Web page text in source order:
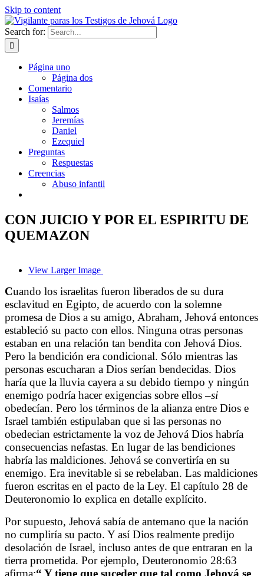
Skip to content
Search for:
Página uno
Página dos
Comentario
Isaías
Salmos
Jeremías
Daniel
Ezequiel
Preguntas
Respuestas
Creencias
Abuso infantil
CON JUICIO Y POR EL ESPIRITU DE
QUEMAZON
View Larger Image
Cuando los israelitas fueron liberados de su dura
esclavitud en Egipto, de acuerdo con la solemne
promesa de Dios a su amigo, Abraham, Jehová entonces
estableció su pacto con ellos. Ninguna otras personas
estaban en una relación tan bendita con Jehová Dios.
Pero la bendición era condicional. Sólo mientras las
personas escucharan a Dios serían bendecidas. Dios
haría que la lluvia cayera a su debido tiempo y ningún
enemigo podría hacer exigencias sobre ellos –si
obedecían. Pero los términos de la alianza entre Dios e
Israel también estipulaban que si las personas no
obedecian estrictamente la voz de Jehová Dios habría
consecuencias nefastas. En lugar de las bendiciones
habría las maldiciones. Jehová se convertiría en su
enemigo. Era inevitable si se rebelaban. Las maldiciones
fueron escritas en el pacto de la Ley. El capítulo 28 de
Deuteronomio lo explica en detalle explícito.
Por supuesto, Jehová sabía de antemano que la nación
no cumpliría su pacto. Y así Dios realmente predijo
desolación de Israel, incluso antes de que entraran en la
tierra prometida. Por ejemplo, Deuteronomio 28:63
afirma:“ Y tiene que suceder que tal como Jehová se